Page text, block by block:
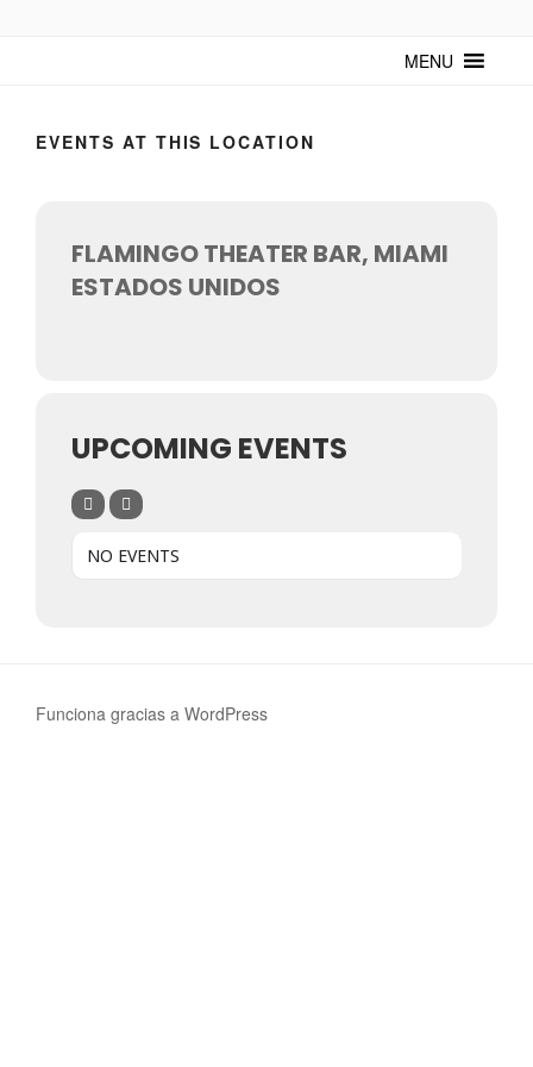
mantenerte actualizado sobre Cuba y sus artistas. Noticias, eventos y
MENU
EVENTS AT THIS LOCATION
FLAMINGO THEATER BAR, MIAMI
ESTADOS UNIDOS
UPCOMING EVENTS
NO EVENTS
Funciona gracias a WordPress